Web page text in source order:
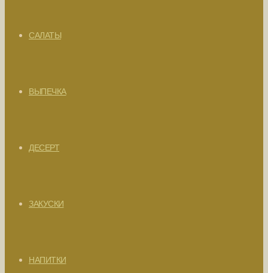
САЛАТЫ
ВЫПЕЧКА
ДЕСЕРТ
ЗАКУСКИ
НАПИТКИ